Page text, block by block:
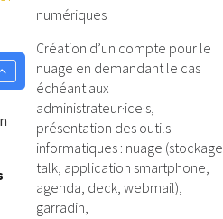
numériques
Création d’un compte pour le
nuage en demandant le cas
échéant aux
administrateur·ice·s,
présentation des outils
informatiques : nuage
talk, application smartphone,
agenda, deck, webmail),
garradin,